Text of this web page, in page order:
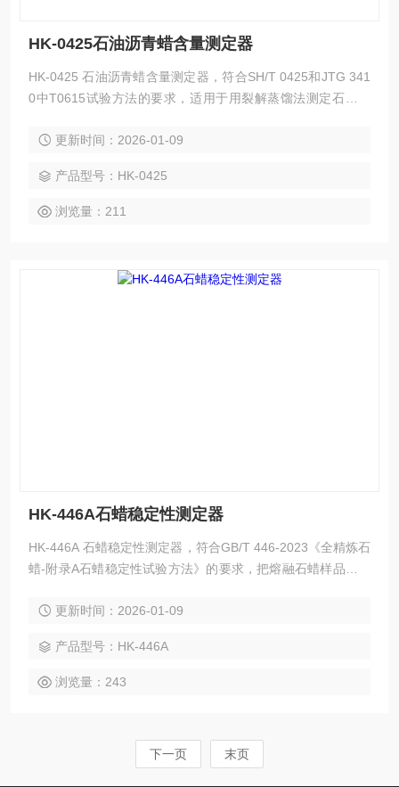
HK-0425石油沥青蜡含量测定器
HK-0425 石油沥青蜡含量测定器，符合SH/T 0425和JTG 341
0中T0615试验方法的要求，适用于用裂解蒸馏法测定石油沥
路石油沥青中的蜡含量
更新时间：2026-01-09
产品型号：HK-0425
浏览量：211
HK-446A石蜡稳定性测定器
HK-446A 石蜡稳定性测定器，符合GB/T 446-2023《全精炼石
蜡-附录A石蜡稳定性试验方法》的要求，把熔融石蜡样品装入
温度条件下采用紫外光照射一定时间后，测定试样赛波特颜色
更新时间：2026-01-09
产品型号：HK-446A
浏览量：243
下一页 末页